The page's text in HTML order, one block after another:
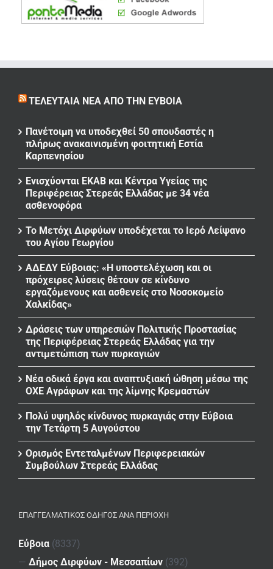
ΤΕΛΕΥΤΑΊΑ ΝΈΑ ΑΠΌ ΤΗΝ ΕΎΒΟΙΑ
Πανέτοιμη να υποδεχθεί 50 σπουδαστές η
πλήρως ανακαινισμένη φοιτητική Εστία
Καρπενησίου
Ενισχύονται ΕΚΑΒ και Κέντρα Υγείας της
Περιφέρειας Στερεάς Ελλάδας με 34 νέα
ασθενοφόρα
Το Μετόχι Διρφύων υποδέχεται το Ιερό Λείψανο
του Αγίου Γεωργίου
ΑΔΕΔΥ Εύβοιας: «Η υποστελέχωση και οι
πρόχειρες λύσεις θέτουν σε κίνδυνο
εργαζόμενους και ασθενείς στο Νοσοκομείο
Χαλκίδας»
Δράσεις των υπηρεσιών Πολιτικής Προστασίας
της Περιφέρειας Στερεάς Ελλάδας για την
αντιμετώπιση των πυρκαγιών
Νέα οδικά έργα και αναπτυξιακή ώθηση μέσω της
ΟΧΕ Αγράφων και της λίμνης Κρεμαστών
Πολύ υψηλός κίνδυνος πυρκαγιάς στην Εύβοια
την Τετάρτη 5 Αυγούστου
Ορισμός Εντεταλμένων Περιφερειακών
Συμβούλων Στερεάς Ελλάδας
ΕΠΑΓΓΕΛΜΑΤΙΚΌΣ ΟΔΗΓΌΣ ΑΝΆ ΠΕΡΙΟΧΉ
Εύβοια (8337)
— Δήμος Διρφύων - Μεσσαπίων (392)